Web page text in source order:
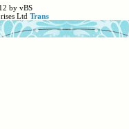
by vBS
Ltd Trans